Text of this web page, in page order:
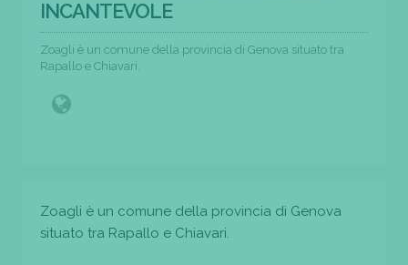
INCANTEVOLE
Zoagli è un comune della provincia di Genova situato tra
Rapallo e Chiavari.
Zoagli è un comune della provincia di Genova
situato tra Rapallo e Chiavari.